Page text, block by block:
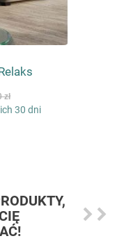
zł
30 dni